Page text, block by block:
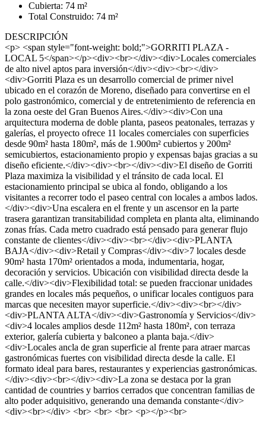
Cubierta: 74 m²
Total Construido: 74 m²
DESCRIPCIÓN
<p> <span style="font-weight: bold;">GORRITI PLAZA -
LOCAL 5</span></p><div><br></div><div>Locales comerciales
de alto nivel aptos para inversión</div><div><br></div>
<div>Gorriti Plaza es un desarrollo comercial de primer nivel
ubicado en el corazón de Moreno, diseñado para convertirse en el
polo gastronómico, comercial y de entretenimiento de referencia en
la zona oeste del Gran Buenos Aires.</div><div>Con una
arquitectura moderna de doble planta, paseos peatonales, terrazas y
galerías, el proyecto ofrece 11 locales comerciales con superficies
desde 90m² hasta 180m², más de 1.900m² cubiertos y 200m²
semicubiertos, estacionamiento propio y expensas bajas gracias a su
diseño eficiente.</div><div><br></div><div>El diseño de Gorriti
Plaza maximiza la visibilidad y el tránsito de cada local. El
estacionamiento principal se ubica al fondo, obligando a los
visitantes a recorrer todo el paseo central con locales a ambos lados.
</div><div>Una escalera en el frente y un ascensor en la parte
trasera garantizan transitabilidad completa en planta alta, eliminando
zonas frías. Cada metro cuadrado está pensado para generar flujo
constante de clientes</div><div><br></div><div>PLANTA
BAJA</div><div>Retail y Compras</div><div>7 locales desde
90m² hasta 170m² orientados a moda, indumentaria, hogar,
decoración y servicios. Ubicación con visibilidad directa desde la
calle.</div><div>Flexibilidad total: se pueden fraccionar unidades
grandes en locales más pequeños, o unificar locales contiguos para
marcas que necesiten mayor superficie.</div><div><br></div>
<div>PLANTA ALTA</div><div>Gastronomía y Servicios</div>
<div>4 locales amplios desde 112m² hasta 180m², con terraza
exterior, galería cubierta y balconeo a planta baja.</div>
<div>Locales ancla de gran superficie al frente para atraer marcas
gastronómicas fuertes con visibilidad directa desde la calle. El
formato ideal para bares, restaurantes y experiencias gastronómicas.
</div><div><br></div><div>La zona se destaca por la gran
cantidad de countries y barrios cerrados que concentran familias de
alto poder adquisitivo, generando una demanda constante</div>
<div><br></div> <br> <br> <br> <p></p><br>